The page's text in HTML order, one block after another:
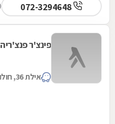
072-3294648
פינצ'ר פנצ'ריה
אילת 36, חולון